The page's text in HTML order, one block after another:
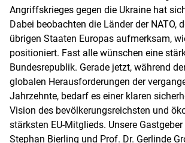
Angriffskrieges gegen die Ukraine hat
Dabei beobachten die Länder der NATO,
übrigen Staaten Europas aufmerksam,
positioniert. Fast alle wünschen eine
Bundesrepublik. Gerade jetzt, während
globalen Herausforderungen der
Jahrzehnte, bedarf es einer klaren
Vision des bevölkerungsreichsten und
stärksten EU-Mitglieds. Unsere
Stephan Bierling und Prof. Dr. Gerlinde